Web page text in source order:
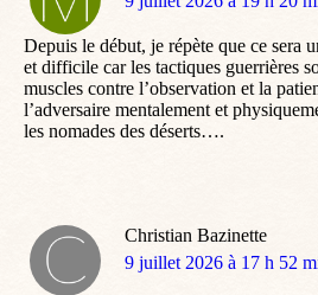
Depuis le début, je répète que ce sera
et difficile car les tactiques guerrières
muscles contre l’observation et la
l’adversaire mentalement et
les nomades des déserts….
Christian Bazinette
dit
9 juillet 2026 à 17 h 52